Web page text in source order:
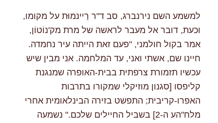
למשמע השם נירנברג, סב ד"ר רַיינמוּּת על מקומו,
וכעת, דובר אל מעבר לראשה של מרת מק'נוֹטוֹן,
אמר בקול חולמני, "פעם זאת הייתה עיר נחמדה.
חיינו שם, אשתי ואני, עד המלחמה. אני מבין שיש
עכשיו תזמורת צרפתית בבית-האופרה שמנגנת
קליפסו [סגנון מוזיקלי שמקורו בתרבות
האפרו-קריבית; התפשט בזירה הבינלאומית אחרי
מלח"הע ה-2] בשביל החיילים שלכם." נשמעה